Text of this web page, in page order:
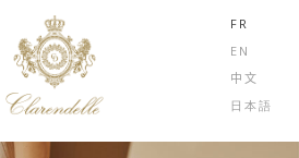
FR
EN
中文
日本語